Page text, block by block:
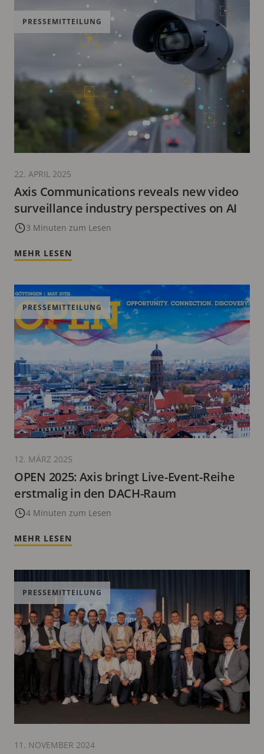
Axis Communications reveals new video
surveillance industry perspectives on AI
3 Minuten zum Lesen
PRESSEMITTEILUNG
22. APRIL 2025
MEHR LESEN
OPEN 2025: Axis bringt Live-Event-Reihe
erstmalig in den DACH-Raum
4 Minuten zum Lesen
PRESSEMITTEILUNG
12. MÄRZ 2025
MEHR LESEN
PRESSEMITTEILUNG
11. NOVEMBER 2024